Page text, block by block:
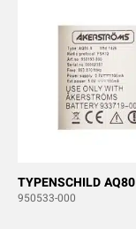
TYPENSCHILD AQ80
950533-000